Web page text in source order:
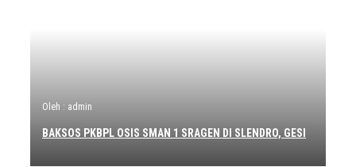
Oleh : admin
BAKSOS PKBPL OSIS SMAN 1 SRAGEN DI SLENDRO, GESI